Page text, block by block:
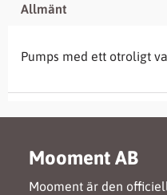
Allmänt
Pumps med ett otroligt
Mooment AB
Mooment är den